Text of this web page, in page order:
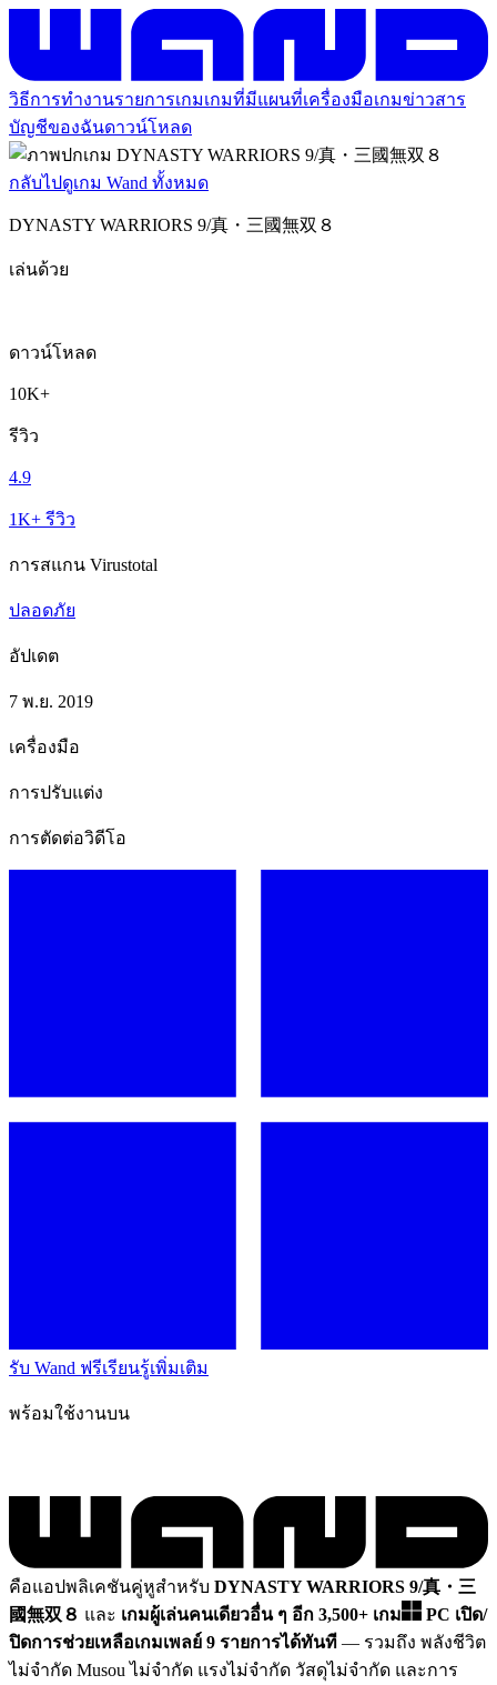
วิธีการทำงานรายการเกมเกมที่มีแผนที่เครื่องมือเกมข่าวสาร
บัญชีของฉันดาวน์โหลด
กลับไปดูเกม Wand ทั้งหมด
DYNASTY WARRIORS 9/真・三國無双８
เล่นด้วย
ดาวน์โหลด
10K+
รีวิว
4.9
1K+ รีวิว
การสแกน Virustotal
ปลอดภัย
อัปเดต
7 พ.ย. 2019
เครื่องมือ
การปรับแต่ง
การตัดต่อวิดีโอ
รับ Wand ฟรีเรียนรู้เพิ่มเติม
พร้อมใช้งานบน
คือแอปพลิเคชันคู่หูสำหรับ DYNASTY WARRIORS 9/真・三
國無双８ และ เกมผู้เล่นคนเดียวอื่น ๆ อีก 3,500+ เกม PC เปิด/
ปิดการช่วยเหลือเกมเพลย์ 9 รายการได้ทันที — รวมถึง พลังชีวิต
ไม่จำกัด Musou ไม่จำกัด แรงไม่จำกัด วัสดุไม่จำกัด และการ